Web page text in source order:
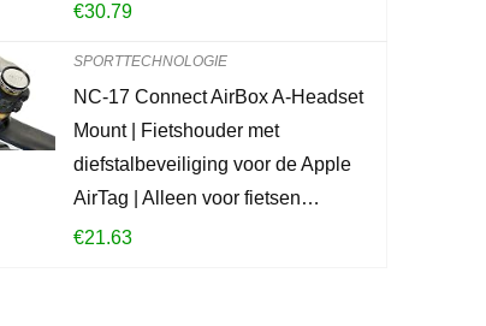
€30.79
SPORTTECHNOLOGIE
NC-17 Connect AirBox A-Headset
Mount | Fietshouder met
diefstalbeveiliging voor de Apple
AirTag | Alleen voor fietsen…
€21.63